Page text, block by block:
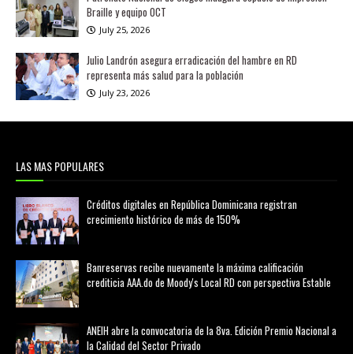
Braille y equipo OCT
July 25, 2026
Julio Landrón asegura erradicación del hambre en RD
representa más salud para la población
July 23, 2026
LAS MAS POPULARES
Créditos digitales en República Dominicana registran
crecimiento histórico de más de 150%
Banreservas recibe nuevamente la máxima calificación
crediticia AAA.do de Moody's Local RD con perspectiva Estable
ANEIH abre la convocatoria de la 8va. Edición Premio Nacional a
la Calidad del Sector Privado